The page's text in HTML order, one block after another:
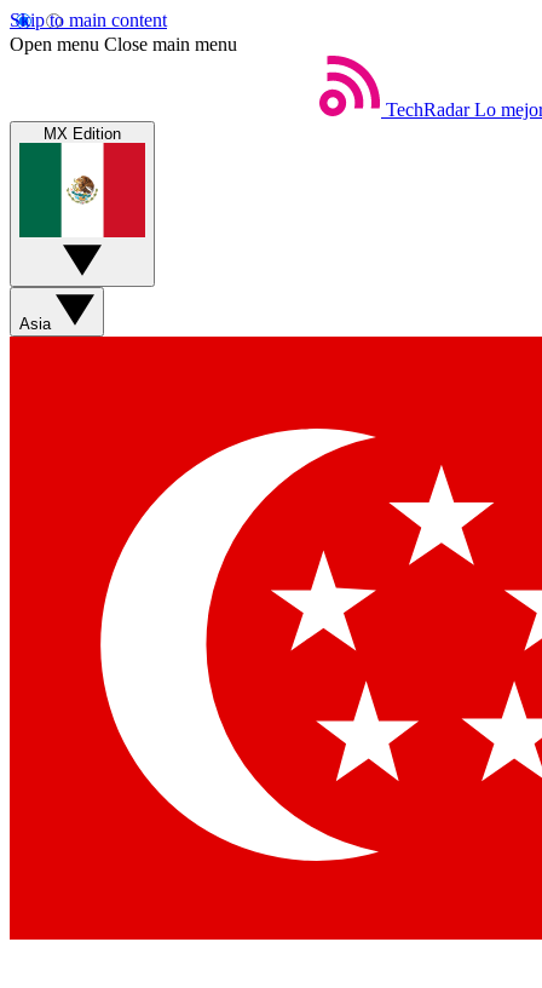
Skip to main content
Open menu Close main menu
TechRadar Lo
MX Edition
Asia